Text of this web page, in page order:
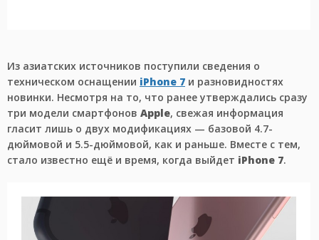
Из азиатских источников поступили сведения о
техническом оснащении iPhone 7 и разновидностях
новинки. Несмотря на то, что ранее утверждались сразу
три модели смартфонов Apple, свежая информация
гласит лишь о двух модификациях — базовой 4.7-
дюймовой и 5.5-дюймовой, как и раньше. Вместе с тем,
стало известно ещё и время, когда выйдет iPhone 7.